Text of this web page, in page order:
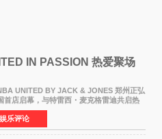
IN PASSION 热爱聚场
UNITED BY JACK & JONES 郑州正弘
首店启幕，与特雷西・麦克格雷迪共启热
年7 月21 日，
全国首店，于郑
城正式启幕。NBA 传奇球星
娱乐评论